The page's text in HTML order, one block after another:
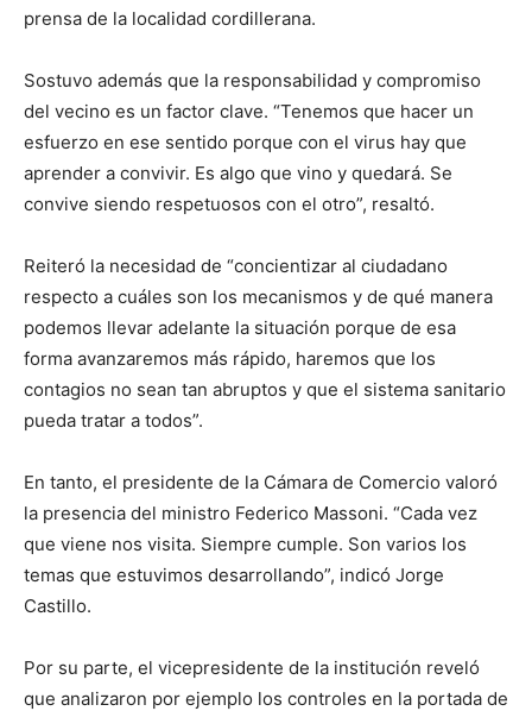
prensa de la localidad cordillerana.
Sostuvo además que la responsabilidad y compromiso
del vecino es un factor clave. “Tenemos que hacer un
esfuerzo en ese sentido porque con el virus hay que
aprender a convivir. Es algo que vino y quedará. Se
convive siendo respetuosos con el otro”, resaltó.
Reiteró la necesidad de “concientizar al ciudadano
respecto a cuáles son los mecanismos y de qué manera
podemos llevar adelante la situación porque de esa
forma avanzaremos más rápido, haremos que los
contagios no sean tan abruptos y que el sistema sanitario
pueda tratar a todos”.
En tanto, el presidente de la Cámara de Comercio valoró
la presencia del ministro Federico Massoni. “Cada vez
que viene nos visita. Siempre cumple. Son varios los
temas que estuvimos desarrollando”, indicó Jorge
Castillo.
Por su parte, el vicepresidente de la institución reveló
que analizaron por ejemplo los controles en la portada de